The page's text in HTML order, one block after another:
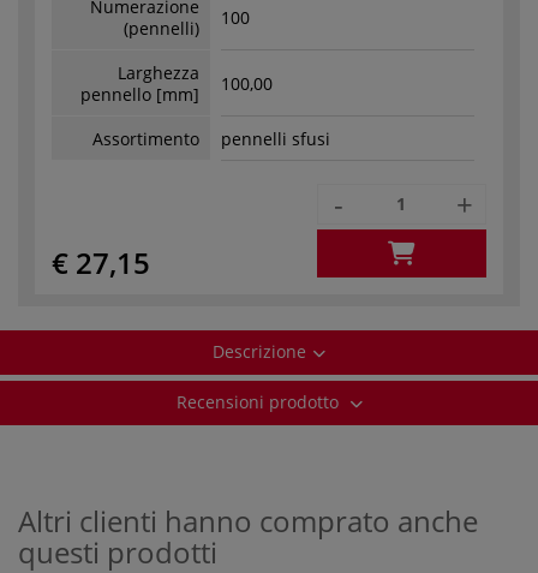
Numerazione
(pennelli)
100
Larghezza
pennello [mm]
100,00
Assortimento pennelli sfusi
€ 27,15
- +
Descrizione
Recensioni prodotto
Altri clienti hanno comprato anche
questi prodotti